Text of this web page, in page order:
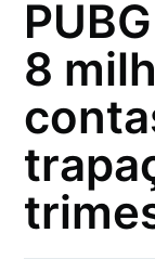
8